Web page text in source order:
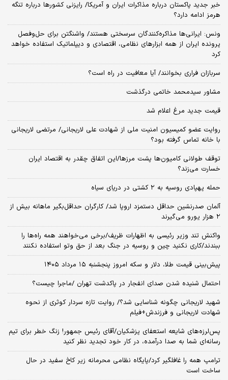
خبر جدید پاکستان درباره مذاکرات ایران و آمریکا/ رایزنی کشورها درباره تنگه
هرمز ادامه دارد؟
ونس: ایرانی‌ها مذاکره‌کنندگان سرسختی هستند/ واشنگتن برای حل‌وفصل
پرونده ایران از همه ابزارهای نظامی، اقتصادی و دیپلماتیک استفاده خواهد
کرد
سربازان فراری بخوانند/ آیا معافیت در راه است؟
مشاور سیدمحمد خاتمی درگذشت
قیمت جدید مرغ اعلام شد
روایت عضو کمیسیون امنیت ملی از شهادت علی لاریجانی/ مرتضی لاریجانی
با خانه تماس گرفته بود؟
توقف طولانی کامیون‌ها پشت مرزها/این اتفاق چقدر به اقتصاد ایران
خسارت می‌زند؟
حمله پهپادی روسیه به ۲ کشتی در دریای سیاه
آلمان صدرنشین حداقل دستمزد اروپا شد/ کارگران حداقل‌بگیر ماهانه بیش از
۲ هزار یورو می‌گیرند
واکنش تند وزیر رئیسی به اظهارات ظریف/برخی می‌خواهند همه راه‌ها را
ببندند/کاری نکنید چین و روسیه در جنگ بعد از حق وتو استفاده نکنند
پیش‌بینی قیمت طلا، دلار و سکه امروز پنجشنبه ۱۵ مرداد ۱۴۰۵
احتمال شنیده شدن صدای انفجار در پاکدشت تهران /ماجرا چیست؟
شهید لاریجانی چگونه شناسایی شد؟/ روایت تازه سردار کوثری از نحوه
شهادت لاریجانی و فرزندش+فیلم
پس‌لرزه‌های شایعه استعفای پزشکیان/آقای رئیس جمهور! زنگ خطر برای تیم
رسانه‌ای شما به صدا درآمده، در کار خود تجدید نظر کنید
ترامپ همه را غافلگیر کرد/پایگاه نظامی محرمانه زیر کاخ سفید در حال
ساخت است